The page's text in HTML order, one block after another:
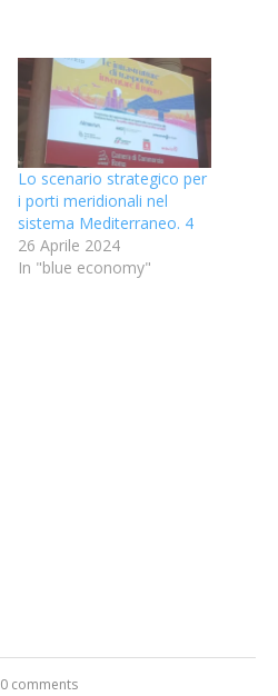
Lo scenario strategico per
i porti meridionali nel
sistema Mediterraneo. 4
26 Aprile 2024
In "blue economy"
0 comments